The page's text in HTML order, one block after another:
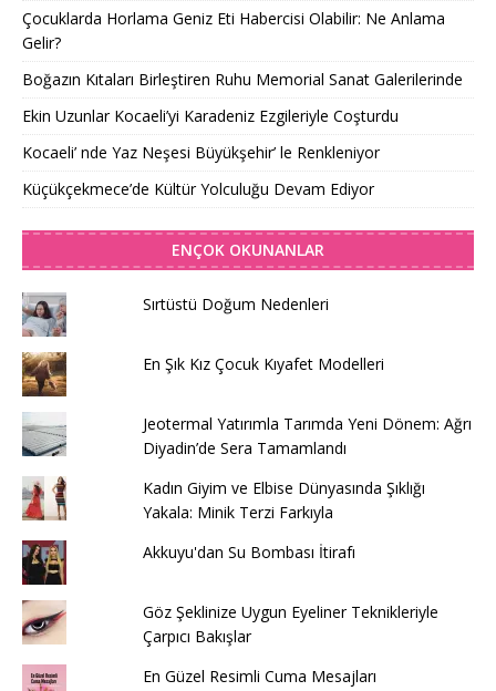
Çocuklarda Horlama Geniz Eti Habercisi Olabilir: Ne Anlama
Gelir?
Boğazın Kıtaları Birleştiren Ruhu Memorial Sanat Galerilerinde
Ekin Uzunlar Kocaeli’yi Karadeniz Ezgileriyle Coşturdu
Kocaeli’ nde Yaz Neşesi Büyükşehir’ le Renkleniyor
Küçükçekmece’de Kültür Yolculuğu Devam Ediyor
ENÇOK OKUNANLAR
Sırtüstü Doğum Nedenleri
En Şık Kız Çocuk Kıyafet Modelleri
Jeotermal Yatırımla Tarımda Yeni Dönem: Ağrı
Diyadin’de Sera Tamamlandı
Kadın Giyim ve Elbise Dünyasında Şıklığı
Yakala: Minik Terzi Farkıyla
Akkuyu'dan Su Bombası İtirafı
Göz Şeklinize Uygun Eyeliner Teknikleriyle
Çarpıcı Bakışlar
En Güzel Resimli Cuma Mesajları